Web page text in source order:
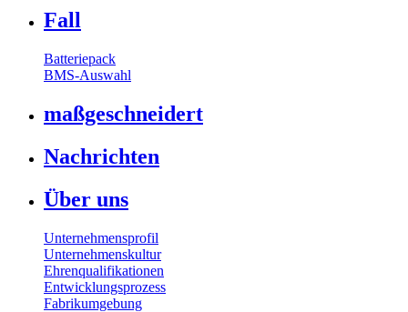
Fall
Batteriepack
BMS-Auswahl
maßgeschneidert
Nachrichten
Über uns
Unternehmensprofil
Unternehmenskultur
Ehrenqualifikationen
Entwicklungsprozess
Fabrikumgebung